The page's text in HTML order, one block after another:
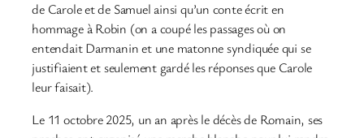
de Carole et de Samuel ainsi qu’un conte écrit en
hommage à Robin (on a coupé les passages où on
entendait Darmanin et une matonne syndiquée qui se
justifiaient et seulement gardé les réponses que Carole
leur faisait).
Le 11 octobre 2025, un an après le décès de Romain, ses